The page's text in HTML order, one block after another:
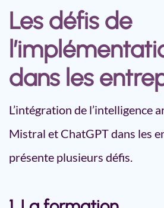
Les défis de
dans les
L’intégration de l’intelligence
Mistral et ChatGPT dans les
présente plusieurs défis.